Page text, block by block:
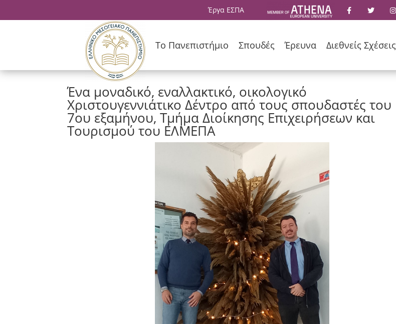
Έργα ΕΣΠΑ
Το Πανεπιστήμιο Σπουδές Έρευνα Διεθνείς Σχέσεις
Ένα μοναδικό, εναλλακτικό, οικολογικό
Χριστουγεννιάτικο Δέντρο από τους σπουδαστές του
7ου εξαμήνου, Τμήμα Διοίκησης Επιχειρήσεων και
Τουρισμού του ΕΛΜΕΠΑ